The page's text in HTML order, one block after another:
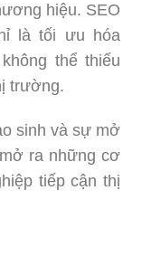
hiệu. SEO
là tối ưu hóa
thể thiếu
trường.
sinh và sự mở
ra những cơ
tiếp cận thị